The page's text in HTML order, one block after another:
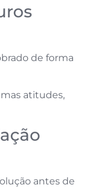
de forma
atitudes,
antes de